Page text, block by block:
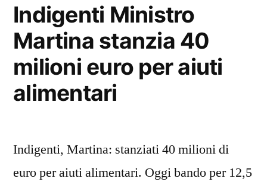
Indigenti Ministro
Martina stanzia 40
milioni euro per aiuti
alimentari
Indigenti, Martina: stanziati 40 milioni di
euro per aiuti alimentari. Oggi bando per 12,5